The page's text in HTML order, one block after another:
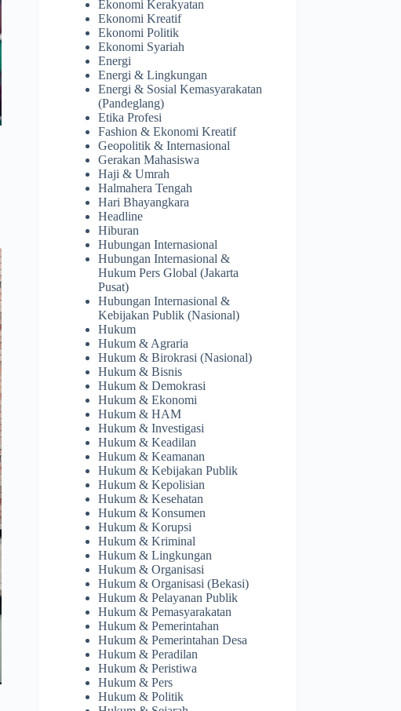
Ekonomi Kerakyatan
Ekonomi Kreatif
Ekonomi Politik
Ekonomi Syariah
Energi
Energi & Lingkungan
Energi & Sosial Kemasyarakatan
(Pandeglang)
Etika Profesi
Fashion & Ekonomi Kreatif
Geopolitik & Internasional
Gerakan Mahasiswa
Haji & Umrah
Halmahera Tengah
Hari Bhayangkara
Headline
Hiburan
Hubungan Internasional
Hubungan Internasional &
Hukum Pers Global (Jakarta
Pusat)
Hubungan Internasional &
Kebijakan Publik (Nasional)
Hukum
Hukum & Agraria
Hukum & Birokrasi (Nasional)
Hukum & Bisnis
Hukum & Demokrasi
Hukum & Ekonomi
Hukum & HAM
Hukum & Investigasi
Hukum & Keadilan
Hukum & Keamanan
Hukum & Kebijakan Publik
Hukum & Kepolisian
Hukum & Kesehatan
Hukum & Konsumen
Hukum & Korupsi
Hukum & Kriminal
Hukum & Lingkungan
Hukum & Organisasi
Hukum & Organisasi (Bekasi)
Hukum & Pelayanan Publik
Hukum & Pemasyarakatan
Hukum & Pemerintahan
Hukum & Pemerintahan Desa
Hukum & Peradilan
Hukum & Peristiwa
Hukum & Pers
Hukum & Politik